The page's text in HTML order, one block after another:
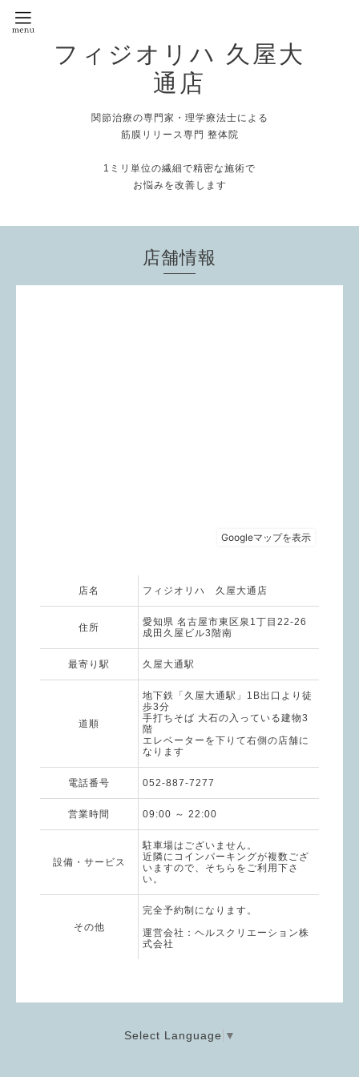
フィジオリハ 久屋大
通店
関節治療の専門家・理学療法士による
筋膜リリース専門 整体院
1ミリ単位の繊細で精密な施術で
お悩みを改善します
店舗情報
店名 フィジオリハ 久屋大通店
住所
愛知県 名古屋市東区泉1丁目22-26
成田久屋ビル3階南
最寄り駅 久屋大通駅
道順
地下鉄「久屋大通駅」1B出口より徒
歩3分
手打ちそば 大石の入っている建物3
階
エレベーターを下りて右側の店舗に
なります
電話番号 052-887-7277
営業時間 09:00 ～ 22:00
設備・サービス
駐車場はございません。
近隣にコインパーキングが複数ござ
いますので、そちらをご利用下さ
い。
その他
完全予約制になります。
運営会社：ヘルスクリエーション株
式会社
Select Language ▼